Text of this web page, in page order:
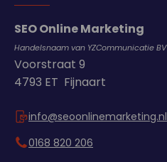
SEO Online Marketing
Handelsnaam van YZCommunicatie BV
Voorstraat 9
4793 ET Fijnaart
info@seoonlinemarketing.nl
0168 820 206